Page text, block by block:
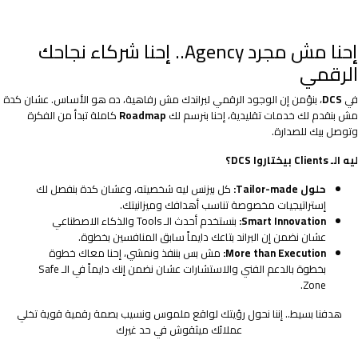
إحنا مش مجرد Agency.. إحنا شركاء نجاحك
الرقمي
في DCS، بنؤمن إن الوجود الرقمي لبراندك مش رفاهية، ده هو الأساس. عشان كدة
مش بنقدم لك خدمات تقليدية، إحنا بنرسم لك Roadmap كاملة تبدأ من الفكرة
وتوصل بيك للصدارة.
ليه الـ Clients بيختاروا DCS؟
حلول Tailor-made:
كل بيزنس ليه شخصيته، وعشان كدة بنفصل لك
إستراتيجيات مخصوصة تناسب أهدافك وميزانيتك.
Smart Innovation:
بنستخدم أحدث الـ Tools والذكاء الاصطناعي
عشان نضمن إن البراند بتاعك دايماً سابق المنافسين بخطوة.
More than Execution: مش بس بننفذ ونمشي، إحنا معاك خطوة
بخطوة بالدعم الفني والاستشارات عشان نضمن إنك دايماً في الـ Safe
Zone.
هدفنا بسيط.. إننا نحول رؤيتك لواقع ملموس ونسيب بصمة رقمية قوية تخلي
عملائك ميثقوش في حد غيرك